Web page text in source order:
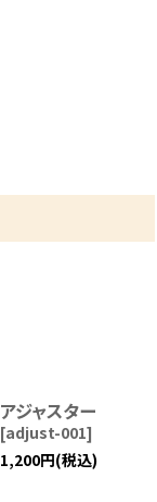
アジャスター
[adjust-001]
1,200円(税込)